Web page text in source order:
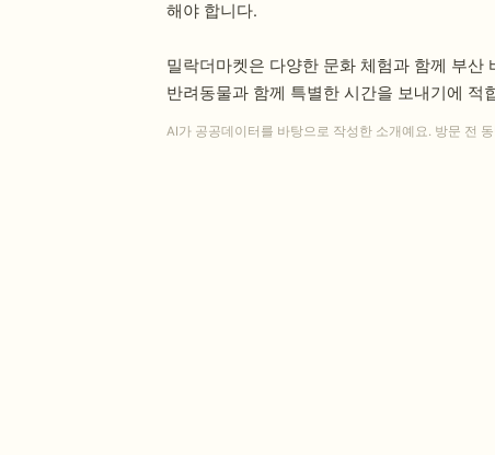
해야 합니다.
밀락더마켓은 다양한 문화 체험과 함께 부
반려동물과 함께 특별한 시간을 보내기에 적
AI가 공공데이터를 바탕으로 작성한 소개예요. 방문 전